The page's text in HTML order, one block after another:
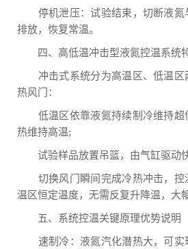
停机泄压：试验结束，切断液氮
排放，恢复常温。
四、高低温冲击型液氮控温系统
冲击式系统分为高温区、低温区
热风门：
低温区依靠液氮持续制冷维持超
热维持高温;
试验样品放置吊篮，由气缸驱动
切换风门瞬间完成冷热冲击，控
温区恒定温度，无需反复升降温，大
五、系统控温关键原理优势说明
速制冷：液氮汽化潜热大，可实